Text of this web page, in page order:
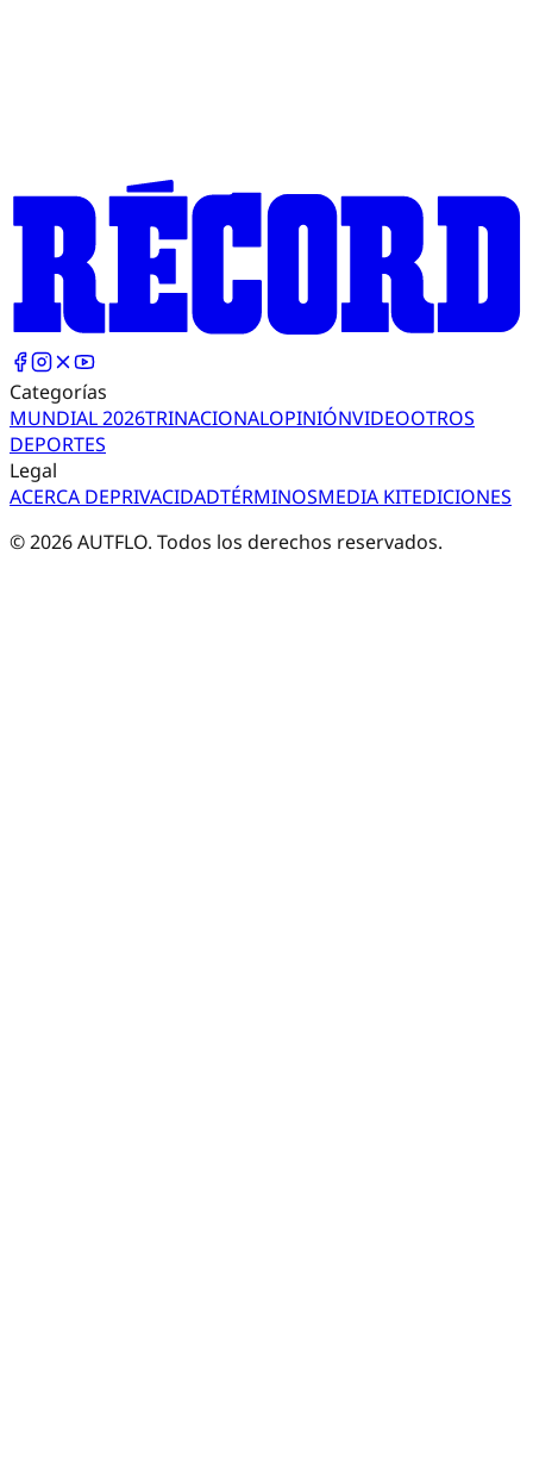
Categorías
MUNDIAL 2026TRINACIONALOPINIÓNVIDEOOTROS
DEPORTES
Legal
ACERCA DEPRIVACIDADTÉRMINOSMEDIA KITEDICIONES
©2026AUTFLO. Todos los derechos reservados.